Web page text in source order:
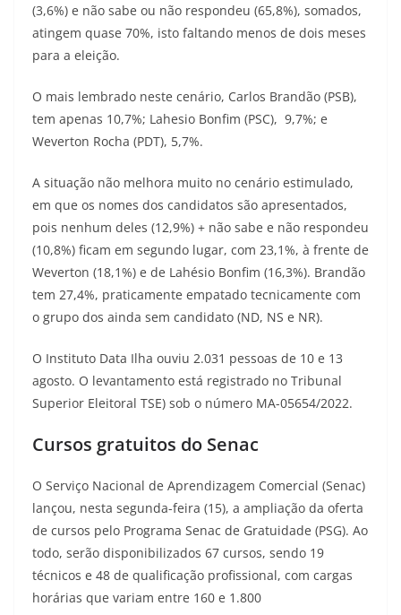
(3,6%) e não sabe ou não respondeu (65,8%), somados,
atingem quase 70%, isto faltando menos de dois meses
para a eleição.
O mais lembrado neste cenário, Carlos Brandão (PSB),
tem apenas 10,7%; Lahesio Bonfim (PSC), 9,7%; e
Weverton Rocha (PDT), 5,7%.
A situação não melhora muito no cenário estimulado,
em que os nomes dos candidatos são apresentados,
pois nenhum deles (12,9%) + não sabe e não respondeu
(10,8%) ficam em segundo lugar, com 23,1%, à frente de
Weverton (18,1%) e de Lahésio Bonfim (16,3%). Brandão
tem 27,4%, praticamente empatado tecnicamente com
o grupo dos ainda sem candidato (ND, NS e NR).
O Instituto Data Ilha ouviu 2.031 pessoas de 10 e 13
agosto. O levantamento está registrado no Tribunal
Superior Eleitoral TSE) sob o número MA-05654/2022.
Cursos gratuitos do Senac
O Serviço Nacional de Aprendizagem Comercial (Senac)
lançou, nesta segunda-feira (15), a ampliação da oferta
de cursos pelo Programa Senac de Gratuidade (PSG). Ao
todo, serão disponibilizados 67 cursos, sendo 19
técnicos e 48 de qualificação profissional, com cargas
horárias que variam entre 160 e 1.800